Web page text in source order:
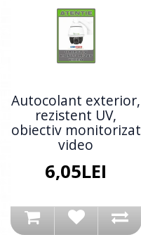
Autocolant exterior,
rezistent UV,
obiectiv monitorizat
video
6,05LEI